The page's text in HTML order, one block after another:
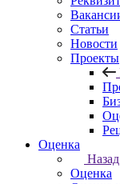
Статьи
Новости
Проекты
Оценка
Назад
Оценка